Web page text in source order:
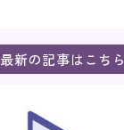
最新の記事はこちら